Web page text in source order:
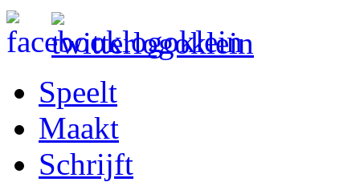
Speelt
Maakt
Schrijft